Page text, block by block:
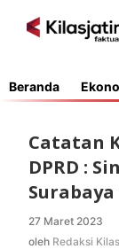
Beranda
Catatan
DPRD :
27 Maret 2023
oleh Redaksi